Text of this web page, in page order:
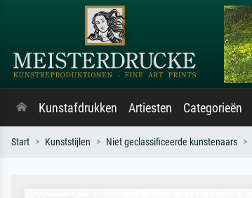
Kunstafdrukken Artiesten Categorieën
Start Kunststijlen Niet geclassificeerde kunstenaars